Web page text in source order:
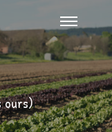
ours)